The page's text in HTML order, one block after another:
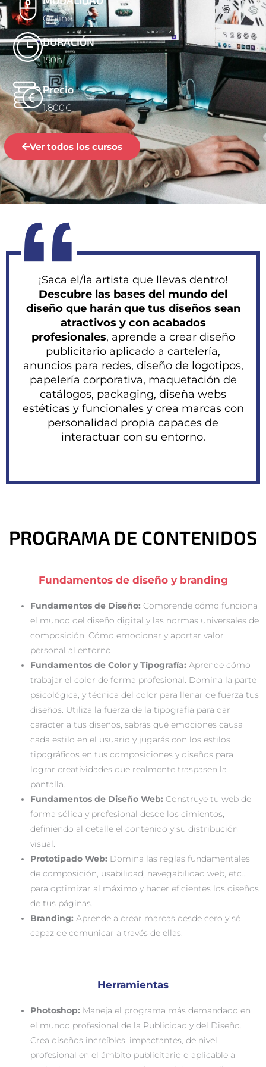
Online
DURACIÓN
150h
Precio
1.800€
Ver todos los cursos
“
¡Saca el/la artista que llevas dentro!
Descubre las bases del mundo del
diseño que harán que tus diseños sean
atractivos y con acabados
profesionales, aprende a crear diseño
publicitario aplicado a cartelería,
anuncios para redes, diseño de logotipos,
papelería corporativa, maquetación de
catálogos, packaging, diseña webs
estéticas y funcionales y crea marcas con
personalidad propia capaces de
interactuar con su entorno.
PROGRAMA DE CONTENIDOS
Fundamentos de diseño y branding
Fundamentos de Diseño:Comprende cómo funciona
el mundo del diseño digital y las normas universales de
composición. Cómo emocionar y aportar valor
personal al entorno.
Fundamentos de Color y Tipografía:Aprende cómo
trabajar el color de forma profesional. Domina la parte
psicológica, y técnica del color para llenar de fuerza tus
diseños. Utiliza la fuerza de la tipografía para dar
carácter a tus diseños, sabrás qué emociones causa
cada estilo en el usuario y jugarás con los estilos
tipográficos en tus composiciones y diseños para
lograr creatividades que realmente traspasen la
pantalla.
Fundamentos de Diseño Web: Construye tu web de
forma sólida y profesional desde los cimientos,
definiendo al detalle el contenido y su distribución
visual.
Prototipado Web: Domina las reglas fundamentales
de composición, usabilidad, navegabilidad web, etc…
para optimizar al máximo y hacer eficientes los diseños
de tus páginas.
Branding:Aprende a crear marcas desde cero y sé
capaz de comunicar a través de ellas.
Herramientas
Photoshop: Maneja el programa más demandado en
el mundo profesional de la Publicidad y del Diseño.
Crea diseños increíbles, impactantes, de nivel
profesional en el ámbito publicitario o aplicable a